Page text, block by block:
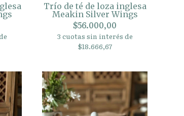
Trío de té de loza inglesa
Meakin Silver Wings
$56.000,00
3 cuotas sin interés de
$18.666,67